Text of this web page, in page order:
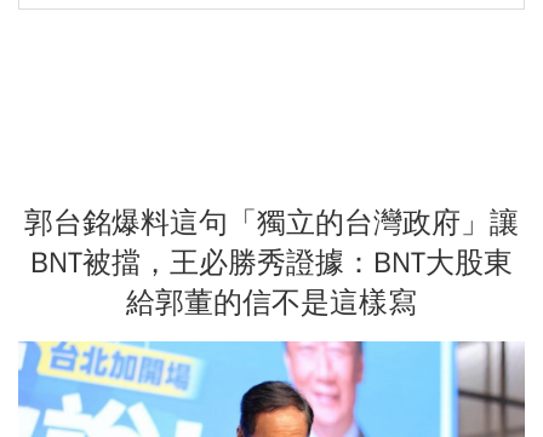
郭台銘爆料這句「獨立的台灣政府」讓
BNT被擋，王必勝秀證據：BNT大股東
給郭董的信不是這樣寫